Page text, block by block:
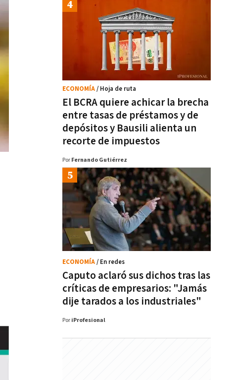
El BCRA quiere achicar la brecha
entre tasas de préstamos y de
depósitos y Bausili alienta un
recorte de impuestos
ECONOMÍA/ Hoja de ruta
Por Fernando Gutiérrez
Caputo aclaró sus dichos tras las
críticas de empresarios: "Jamás
dije tarados a los industriales"
ECONOMÍA/ En redes
Por iProfesional